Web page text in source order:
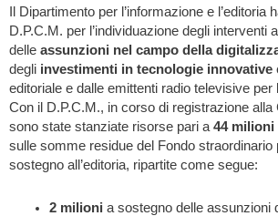
Il Dipartimento per l’informazione e l’editoria
D.P.C.M. per l’individuazione degli interventi
delle assunzioni nel campo della
degli investimenti in tecnologie innovative
editoriale e dalle emittenti radio televisive per
Con il D.P.C.M., in corso di registrazione alla
sono state stanziate risorse pari a 44 milioni
sulle somme residue del Fondo straordinario
sostegno all’editoria, ripartite come segue:
2 milioni a sostegno delle assunzioni